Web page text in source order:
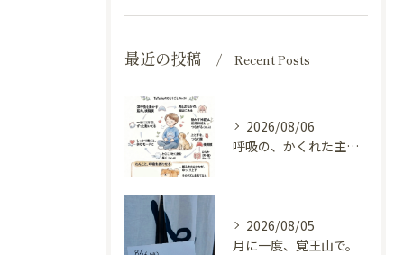
最近の投稿 Recent Posts
2026/08/06
呼吸の、かくれた主役（横隔膜と自律神経）
2026/08/05
月に一度、覚王山で。